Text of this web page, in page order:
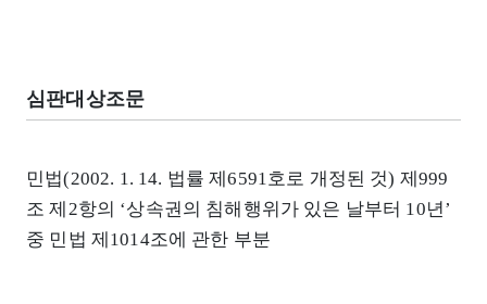
심판대상조문
민법(2002. 1. 14. 법률 제6591호로 개정된 것) 제999
조 제2항의 ‘상속권의 침해행위가 있은 날부터 10년’
중 민법 제1014조에 관한 부분